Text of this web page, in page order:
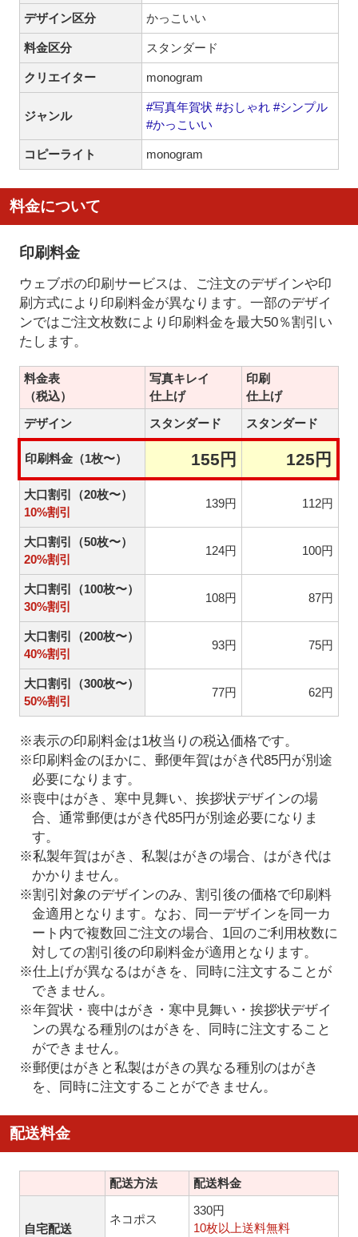
デザイン区分 かっこいい
料金区分 スタンダード
クリエイター monogram
ジャンル
#写真年賀状 #おしゃれ #シンプル
#かっこいい
コピーライト monogram
料金について
印刷料金
ウェブポの印刷サービスは、ご注文のデザインや印
刷方式により印刷料金が異なります。一部のデザイ
ンではご注文枚数により印刷料金を最大50％割引い
たします。
料金表
（税込）
写真キレイ
仕上げ
印刷
仕上げ
デザイン
スタンダード スタンダード
印刷料金（1枚〜） 155円 125円
大口割引（20枚〜）
10%割引
139円 112円
大口割引（50枚〜）
20%割引
124円 100円
大口割引（100枚〜）
30%割引
108円 87円
大口割引（200枚〜）
40%割引
93円 75円
大口割引（300枚〜）
50%割引
77円 62円
※表示の印刷料金は1枚当りの税込価格です。
※印刷料金のほかに、郵便年賀はがき代85円が別途
必要になります。
※喪中はがき、寒中見舞い、挨拶状デザインの場
合、通常郵便はがき代85円が別途必要になりま
す。
※私製年賀はがき、私製はがきの場合、はがき代は
かかりません。
※割引対象のデザインのみ、割引後の価格で印刷料
金適用となります。なお、同一デザインを同一カ
ート内で複数回ご注文の場合、1回のご利用枚数に
対しての割引後の印刷料金が適用となります。
※仕上げが異なるはがきを、同時に注文することが
できません。
※年賀状・喪中はがき・寒中見舞い・挨拶状デザイ
ンの異なる種別のはがきを、同時に注文すること
ができません。
※郵便はがきと私製はがきの異なる種別のはがき
を、同時に注文することができません。
配送料金
配送方法 配送料金
自宅配送
ネコポス
330円
10枚以上送料無料